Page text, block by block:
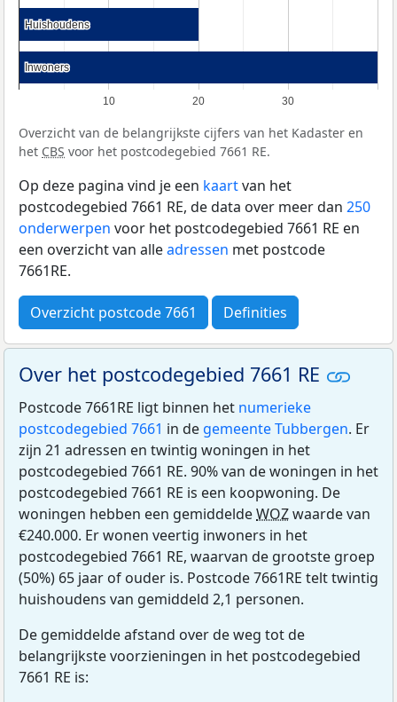
10 20 30
Huishoudens
Huishoudens
Inwoners
Inwoners
Overzicht van de belangrijkste cijfers van het Kadaster en
het CBS voor het postcodegebied 7661 RE.
Op deze pagina vind je een kaartvan het
postcodegebied 7661 RE, de data over meer dan 250
onderwerpen voor het postcodegebied 7661 RE en
een overzicht van alleadressen met postcode
7661RE.
Overzicht postcode 7661 Definities
Over het postcodegebied 7661 RE
Postcode 7661RE ligt binnen het numerieke
postcodegebied 7661 in de gemeente Tubbergen. Er
zijn 21 adressen en twintig woningen in het
postcodegebied 7661 RE. 90% van de woningen in het
postcodegebied 7661 RE is een koopwoning. De
woningen hebben een gemiddeldeWOZwaarde van
€240.000. Er wonen veertig inwoners in het
postcodegebied 7661 RE, waarvan de grootste groep
(50%) 65 jaar of ouder is. Postcode 7661RE telt twintig
huishoudens van gemiddeld 2,1 personen.
De gemiddelde afstand over de weg tot de
belangrijkste voorzieningen in het postcodegebied
7661 RE is: